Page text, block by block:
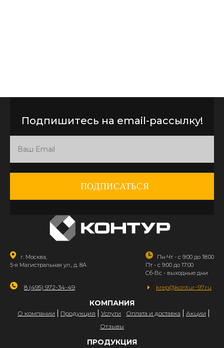
Подпишитесь на email-рассылку!
ПОДПИСАТЬСЯ
г. Москва,
5-я Магистральная ул., д. 8А
Пн-Чт - с 9:00 до 18:00
Пт - с 9:00 до 17:00
Сб-Вс - выходные дни
8 (495) 972-34-49 krep@kontur-97.ru
КОМПАНИЯ
О компании Продукция Услуги Оплата и доставка
Акции
Отзывы
ПРОДУКЦИЯ